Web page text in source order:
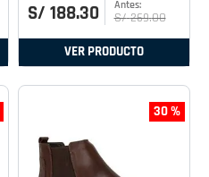
S/ 188.30 S/ 269.00
VER PRODUCTO
30 %